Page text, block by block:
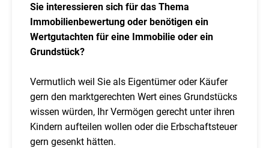
Sie interessieren sich für das Thema
Immobilienbewertung oder benötigen ein
Wertgutachten für eine Immobilie oder ein
Grundstück?
Vermutlich weil Sie als Eigentümer oder Käufer
gern den marktgerechten Wert eines Grundstücks
wissen würden, Ihr Vermögen gerecht unter ihren
Kindern aufteilen wollen oder die Erbschaftsteuer
gern gesenkt hätten.